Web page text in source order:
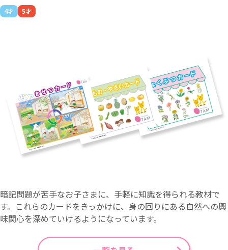
4才 5才
暗記問題が苦手なお子さまに、手軽に知識を得られる教材で
す。これらのカードをきっかけに、身の回りにある自然への興
味関心を深めていけるようになっています。